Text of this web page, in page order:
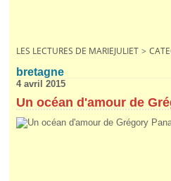
LES LECTURES DE MARIEJULIET >
bretagne
4 avril 2015
Un océan d'amour de